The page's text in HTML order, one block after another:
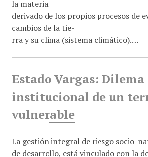
la materia,
derivado de los propios procesos de
cambios de la tie-
rra y su clima (sistema climático).…
Estado Vargas: Dilema
institucional de un
vulnerable
La gestión integral de riesgo socio-
de desarrollo, está vinculado con la